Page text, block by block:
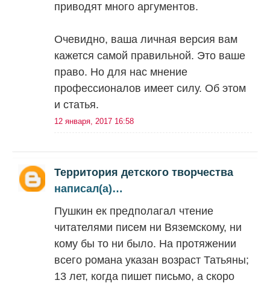
приводят много аргументов.
Очевидно, ваша личная версия вам
кажется самой правильной. Это ваше
право. Но для нас мнение
профессионалов имеет силу. Об этом
и статья.
12 января, 2017 16:58
Территория детского творчества
написал(а)…
Пушкин ек предполагал чтение
читателями писем ни Вяземскому, ни
кому бы то ни было. На протяжении
всего романа указан возраст Татьяны;
13 лет, когда пишет письмо, а скоро